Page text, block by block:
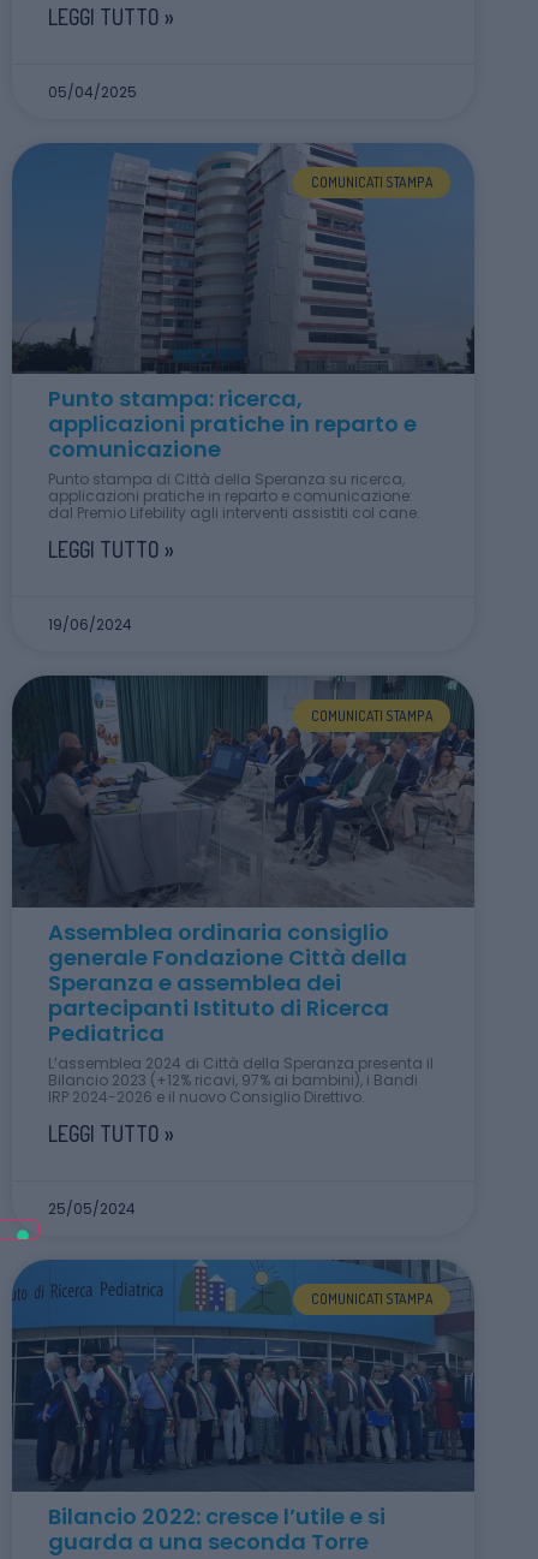
LEGGI TUTTO »
05/04/2025
COMUNICATI STAMPA
Punto stampa: ricerca,
applicazioni pratiche in reparto e
comunicazione
Punto stampa di Città della Speranza su ricerca,
applicazioni pratiche in reparto e comunicazione:
dal Premio Lifebility agli interventi assistiti col cane.
LEGGI TUTTO »
19/06/2024
COMUNICATI STAMPA
Assemblea ordinaria consiglio
generale Fondazione Città della
Speranza e assemblea dei
partecipanti Istituto di Ricerca
Pediatrica
L’assemblea 2024 di Città della Speranza presenta il
Bilancio 2023 (+12% ricavi, 97% ai bambini), i Bandi
IRP 2024-2026 e il nuovo Consiglio Direttivo.
LEGGI TUTTO »
25/05/2024
COMUNICATI STAMPA
Bilancio 2022: cresce l’utile e si
guarda a una seconda Torre